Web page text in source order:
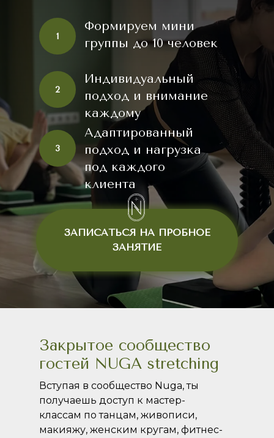
1
Формируем мини
группы до 10 человек
2
Индивидуальный
подход и внимание
каждому
3
Адаптированный
подход и нагрузка
под каждого
клиента
ЗАПИСАТЬСЯ НА ПРОБНОЕ
ЗАНЯТИЕ
Закрытое сообщество
гостей NUGA stretching
Вступая в сообщество Nuga, ты
получаешь доступ к мастер-
классам по танцам, живописи,
макияжу, женским кругам, фитнес-